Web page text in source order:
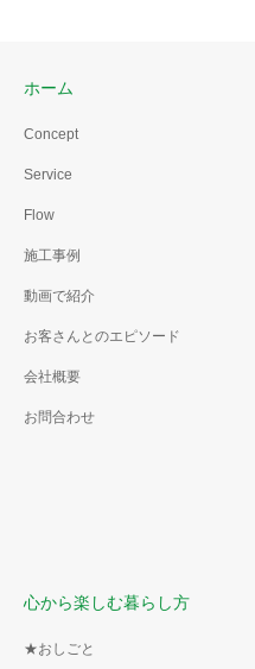
ホーム
Concept
Service
Flow
施工事例
動画で紹介
お客さんとのエピソード
会社概要
お問合わせ
心から楽しむ暮らし方
★おしごと